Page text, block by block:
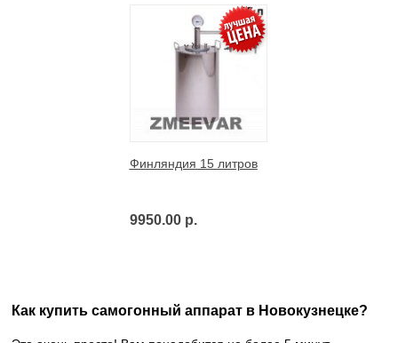
Финляндия 15 литров
9950.00 р.
Как купить самогонный аппарат в Новокузнецке?